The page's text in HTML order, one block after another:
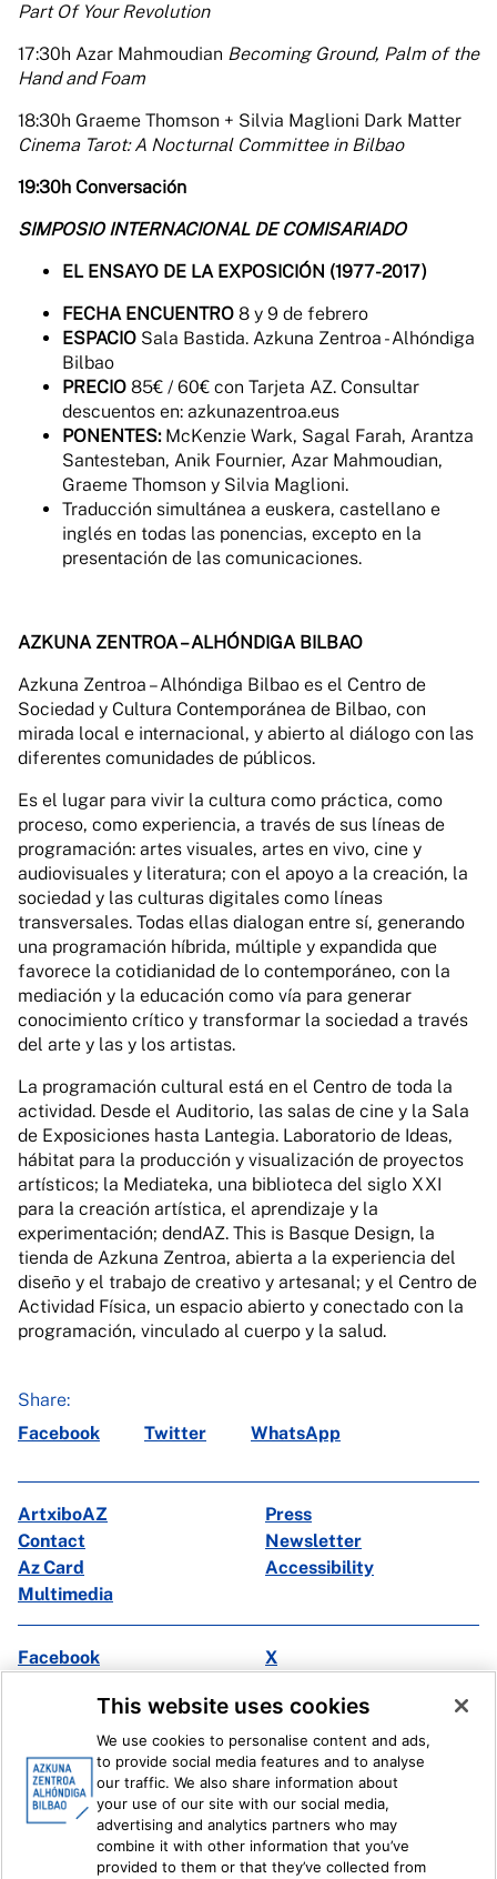
Part Of Your Revolution
17:30h Azar Mahmoudian Becoming Ground, Palm of the
Hand and Foam
18:30h Graeme Thomson + Silvia Maglioni Dark Matter
Cinema Tarot: A Nocturnal Committee in Bilbao
19:30h Conversación
SIMPOSIO INTERNACIONAL DE COMISARIADO
EL ENSAYO DE LA EXPOSICIÓN (1977-2017)
FECHA ENCUENTRO 8 y 9 de febrero
ESPACIO Sala Bastida. Azkuna Zentroa - Alhóndiga
Bilbao
PRECIO 85€ / 60€ con Tarjeta AZ. Consultar
descuentos en: azkunazentroa.eus
PONENTES:McKenzie Wark, Sagal Farah, Arantza
Santesteban, Anik Fournier, Azar Mahmoudian,
Graeme Thomson y Silvia Maglioni.
Traducción simultánea a euskera, castellano e
inglés en todas las ponencias, excepto en la
presentación de las comunicaciones.
AZKUNA ZENTROA – ALHÓNDIGA BILBAO
Azkuna Zentroa – Alhóndiga Bilbao es el Centro de
Sociedad y Cultura Contemporánea de Bilbao, con
mirada local e internacional, y abierto al diálogo con las
diferentes comunidades de públicos.
Es el lugar para vivir la cultura como práctica, como
proceso, como experiencia, a través de sus líneas de
programación: artes visuales, artes en vivo, cine y
audiovisuales y literatura; con el apoyo a la creación, la
sociedad y las culturas digitales como líneas
transversales. Todas ellas dialogan entre sí, generando
una programación híbrida, múltiple y expandida que
favorece la cotidianidad de lo contemporáneo, con la
mediación y la educación como vía para generar
conocimiento crítico y transformar la sociedad a través
del arte y las y los artistas.
La programación cultural está en el Centro de toda la
actividad. Desde el Auditorio, las salas de cine y la Sala
de Exposiciones hasta Lantegia. Laboratorio de Ideas,
hábitat para la producción y visualización de proyectos
artísticos; la Mediateka, una biblioteca del siglo XXI
para la creación artística, el aprendizaje y la
experimentación; dendAZ. This is Basque Design, la
tienda de Azkuna Zentroa, abierta a la experiencia del
diseño y el trabajo de creativo y artesanal; y el Centro de
Actividad Física, un espacio abierto y conectado con la
programación, vinculado al cuerpo y la salud.
Share:
Facebook
Twitter WhatsApp
ArtxiboAZ
Press
Contact
Newsletter
Az Card
Accessibility
Multimedia
Facebook
X
Ivoox
Legal information Internal Reporting System
This website uses cookies
We use cookies to personalise content and ads,
to provide social media features and to analyse
our traffic. We also share information about
your use of our site with our social media,
advertising and analytics partners who may
combine it with other information that you’ve
provided to them or that they’ve collected from